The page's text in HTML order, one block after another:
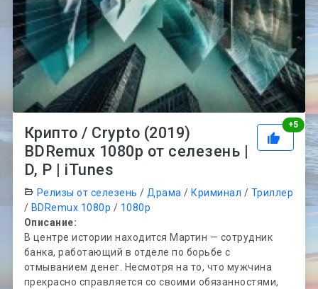
+5
Крипто / Crypto (2019)
BDRemux 1080p от селезень |
D, P | iTunes
Релизы от селезень / Драма / Криминал / Триллер
/ BDRemux 1080p / 1080p
Описание:
В центре истории находится Мартин — сотрудник
банка, работающий в отделе по борьбе с
отмыванием денег. Несмотря на то, что мужчина
прекрасно справляется со своими обязанностями,